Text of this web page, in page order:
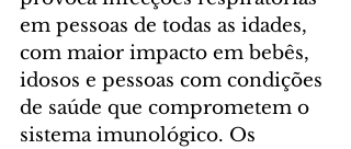
em pessoas de todas as idades,
com maior impacto em bebês,
idosos e pessoas com condições
de saúde que comprometem o
sistema imunológico. Os